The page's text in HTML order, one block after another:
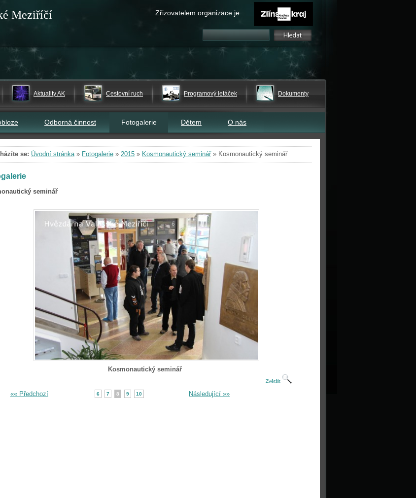
Meziříčí Zřizovatelem organizace je
Aktuality AK Cestovní ruch Programový letáček Dokumenty
Odborná činnost Fotogalerie Dětem O nás
se: Úvodní stránka» Fotogalerie » 2015 » Kosmonautický seminář» Kosmonautický seminář
seminář
Kosmonautický seminář
Zvětšit
«« Předchozí 6 7 8 9 10 Následující »»